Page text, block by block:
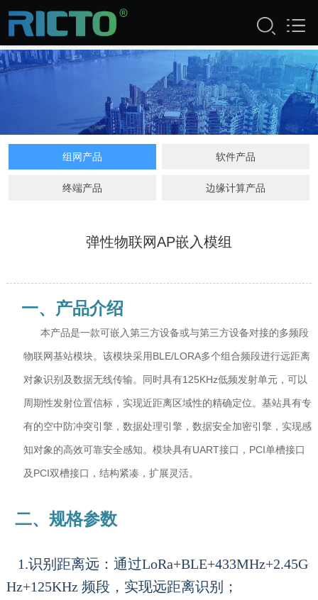
公司产品
组网产品 软件产品
终端产品 边缘计算产品
弹性物联网AP嵌入模组
一、产品介绍
本产品是一款可嵌入第三方设备或与第三方设备对接的多频段
物联网基站模块。该模块采用BLE/LORA多个组合频段进行远距离
对象识别及数据无线传输。同时具有125KHz低频发射单元，可以
周期性发射位置信标，实现近距离区域性的精确定位。基站具有专
有的空中防冲突引擎，数据处理引擎，数据安全加密引擎，实现感
知对象的高效可靠安全感知。模块具有UART接口，PCI单槽接口
及PCI双槽接口，结构紧凑，扩展灵活。
二、规格参数
1.识别距离远：通过LoRa+BLE+433MHz+2.45G
Hz+125KHz 频段，实现远距离识别；